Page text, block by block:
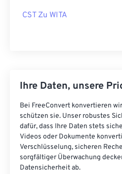
CST Zu WITA
Ihre Daten, unsere
Bei FreeConvert konvertieren
schützen sie. Unser robustes
dafür, dass Ihre Daten stets
Videos oder Dokumente
Verschlüsselung, sicheren
sorgfältiger Überwachung
Datensicherheit ab.